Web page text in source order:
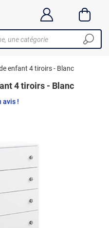
enfant 4 tiroirs - Blanc
4 tiroirs - Blanc
avis !